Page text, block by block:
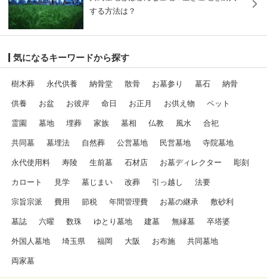
する方法は？
気になるキーワードから探す
樹木葬 永代供養 納骨堂 散骨 お墓参り 墓石 納骨
供養 お盆 お彼岸 命日 お正月 お供え物 ペット
霊園 墓地 埋葬 家族 墓相 仏教 風水 合祀
共同墓 墓埋法 自然葬 公営墓地 民営墓地 寺院墓地
永代使用料 寿陵 生前墓 石材店 お墓ディレクター 彫刻
カロート 見学 墓じまい 改葬 引っ越し 法要
宗旨宗派 費用 節税 年間管理費 お墓の継承 敷砂利
墓誌 六曜 数珠 ゆとり墓地 建墓 無縁墓 卒塔婆
外国人墓地 埼玉県 福岡 大阪 お布施 共同墓地
両家墓